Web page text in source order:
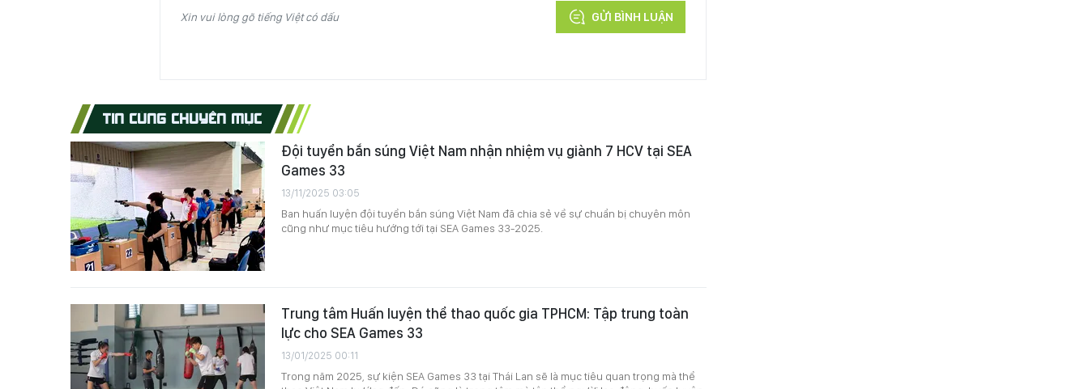
Xin vui lòng gõ tiếng Việt có dấu GỬI BÌNH LUẬN
TIN CÙNG CHUYÊN MỤC
Đội tuyển bắn súng Việt Nam nhận nhiệm vụ giành 7 HCV tại SEA
Games 33
13/11/2025 03:05
Ban huấn luyện đội tuyển bắn súng Việt Nam đã chia sẻ về sự chuẩn bị chuyên môn
cũng như mục tiêu hướng tới tại SEA Games 33-2025.
Trung tâm Huấn luyện thể thao quốc gia TPHCM: Tập trung toàn
lực cho SEA Games 33
13/01/2025 00:11
Trong năm 2025, sự kiện SEA Games 33 tại Thái Lan sẽ là mục tiêu quan trọng mà thể